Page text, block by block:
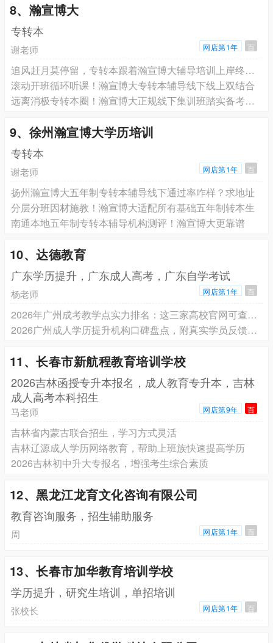
8、瀚宣博大
专转本
谢老师 网店第1年 百
追风赶月莫停留，专转本跟着瀚宣博大辅导培训上岸终见星光
滚动开班循环听课！瀚宣博大专转本辅导线下线上双结合
远离消极专转本圈！瀚宣博大正规线下集训班踏实备考圆梦本科
9、徐州瀚宣博大学历培训
专转本
谢老师 网店第1年 百
扬州瀚宣博大五年制专转本辅导线下通过率咋样？求地址
分层分班因材施教！瀚宣博大适配所有基础五年制转本生
南通本地五年制专转本辅导机构测评！瀚宣博大更靠谱
10、达德教育
广东学历提升，广东成人高考，广东自学考试
杨老师 网店第1年 百
2026年广州成考教学点实力排名：这三家高校官网可查，名办学33年
2026广州成人学历提升机构口碑盘点，附真实学员反馈和避坑指南
11、长春市新航程教育培训学校
2026吉林函授专升本报名，成人教育专升本，吉林
成人高考本科招生
马老师 网店第9年 百
吉林省内蒙古联合招生，学习方式灵活
吉林辽源成人学历网络教育，帮助上班族快速提高学历
2026吉林初中升大专报名，增强考生综合素质
12、黑龙江龙育文化咨询有限公司
教育咨询服务，招生辅助服务
周 网店第1年 百
13、长春市加华教育培训学校
学历提升，研究生培训，单招培训
张校长 网店第1年 百